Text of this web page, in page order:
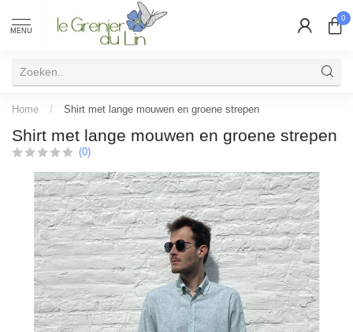
MENU
0
Home / Shirt met lange mouwen en groene strepen
Shirt met lange mouwen en groene strepen
(0)